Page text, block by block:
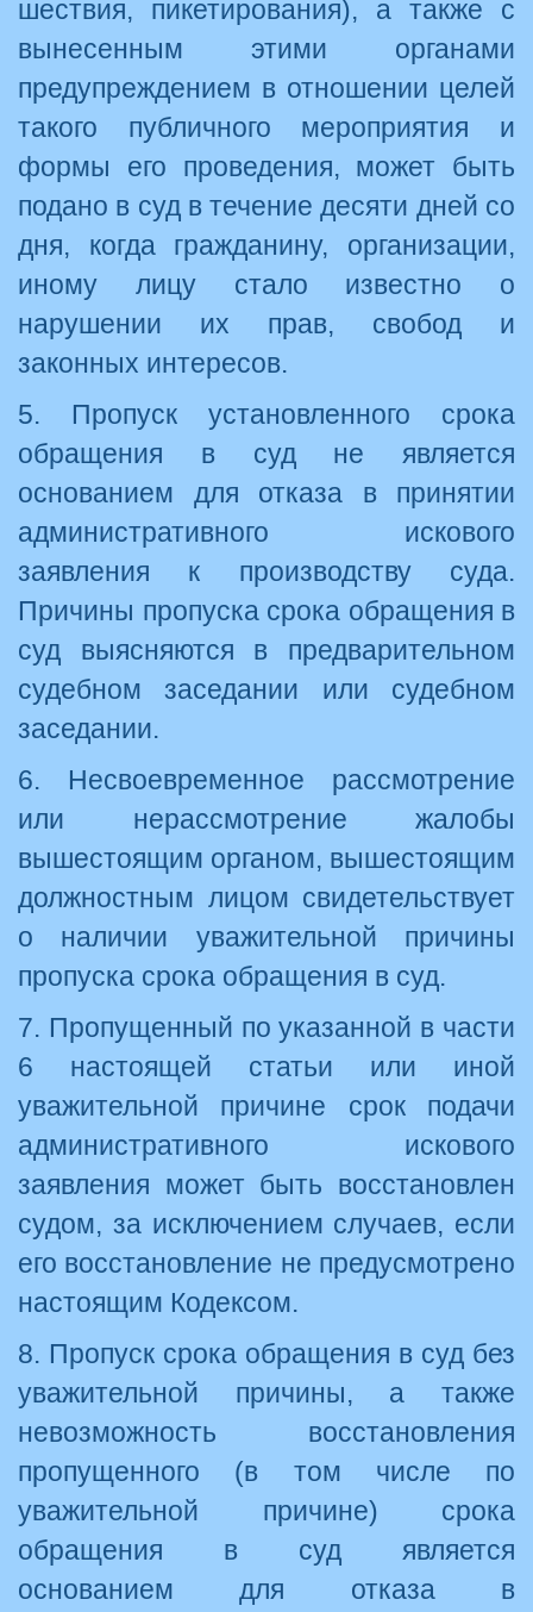
шествия, пикетирования), а также с
вынесенным этими органами
предупреждением в отношении целей
такого публичного мероприятия и
формы его проведения, может быть
подано в суд в течение десяти дней со
дня, когда гражданину, организации,
иному лицу стало известно о
нарушении их прав, свобод и
законных интересов.
5. Пропуск установленного срока
обращения в суд не является
основанием для отказа в принятии
административного искового
заявления к производству суда.
Причины пропуска срока обращения в
суд выясняются в предварительном
судебном заседании или судебном
заседании.
6. Несвоевременное рассмотрение
или нерассмотрение жалобы
вышестоящим органом, вышестоящим
должностным лицом свидетельствует
о наличии уважительной причины
пропуска срока обращения в суд.
7. Пропущенный по указанной в части
6 настоящей статьи или иной
уважительной причине срок подачи
административного искового
заявления может быть восстановлен
судом, за исключением случаев, если
его восстановление не предусмотрено
настоящим Кодексом.
8. Пропуск срока обращения в суд без
уважительной причины, а также
невозможность восстановления
пропущенного (в том числе по
уважительной причине) срока
обращения в суд является
основанием для отказа в